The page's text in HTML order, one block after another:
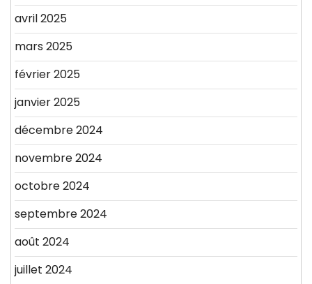
avril 2025
mars 2025
février 2025
janvier 2025
décembre 2024
novembre 2024
octobre 2024
septembre 2024
août 2024
juillet 2024